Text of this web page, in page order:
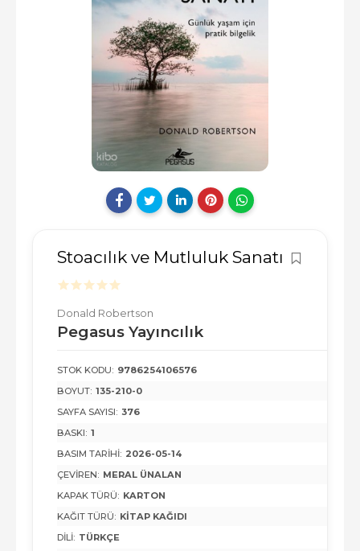
Stoacılık ve Mutluluk Sanatı
Donald Robertson
Pegasus Yayıncılık
STOK KODU: 9786254106576
BOYUT: 135-210-0
SAYFA SAYISI: 376
BASKI: 1
BASIM TARIHI: 2026-05-14
ÇEVIREN: MERAL ÜNALAN
KAPAK TÜRÜ: KARTON
KAĞIT TÜRÜ: KITAP KAĞIDI
DILI: TÜRKÇE